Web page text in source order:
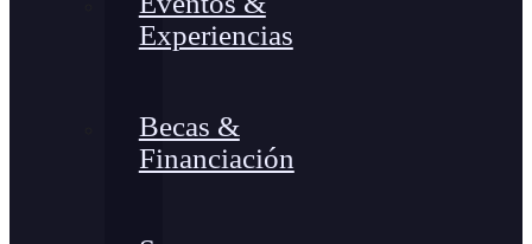
Experiencias
Becas &
Financiación